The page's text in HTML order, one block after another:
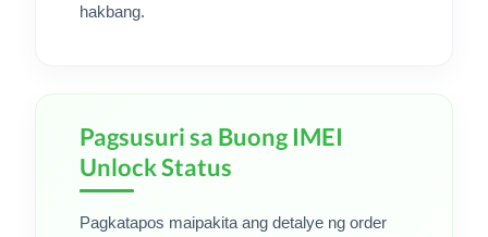
hakbang.
Pagsusuri sa Buong IMEI
Unlock Status
Pagkatapos maipakita ang detalye ng order